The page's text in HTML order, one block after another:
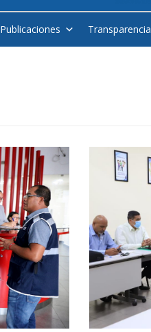
Publicaciones Transparencia